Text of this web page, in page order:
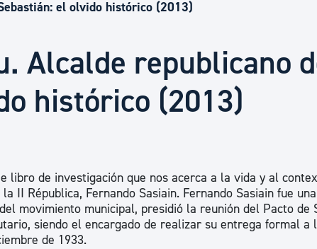
Igualdad, Derechos
Turismo
el olvido histórico (2013)
Alcalde republicano
histórico (2013)
libro de investigación que nos acerca a la vida y al
II Républica, Fernando Sasiain. Fernando Sasiain fue una
movimiento municipal, presidió la reunión del Pacto de
siendo el encargado de realizar su entrega formal a
de 1933.